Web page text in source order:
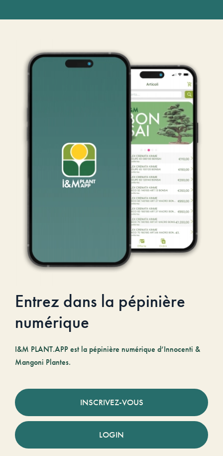
Entrez dans la pépinière
numérique
I&M PLANT.APP est la pépinière numérique d’Innocenti &
Mangoni Plantes.
INSCRIVEZ-VOUS
LOGIN